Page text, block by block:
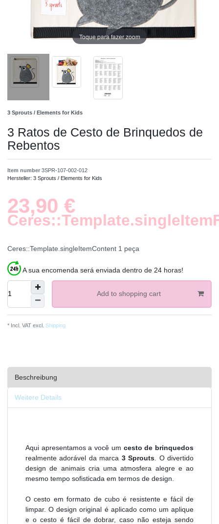
Toque para fazer zoom
3 Sprouts / Elements for Kids
3 Ratos de Cesto de Brinquedos de
Rebentos
Item number 3SPR-107-002-012
Hersteller: 3 Sprouts / Elements for Kids
23,90 €
Ceres::Template.singleItemContent 1 peça
A sua encomenda será enviada dentro de 24 horas!
Add to shopping cart
* Incl. VAT excl. Shipping
Beschreibung
Weitere Details
Aqui apresentamos a você um cesto de brinquedos
realmente adorável da marca 3 Sprouts . O divertido
design de animais cria uma atmosfera alegre e ao
mesmo tempo sofisticada em termos de design.
O cesto em formato de cubo é resistente e fácil de
limpar. O design original é aplicado como um aplique
e o cesto é fácil de dobrar, caso não esteja sendo